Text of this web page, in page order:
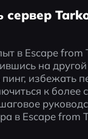
сервер
в Escape
на
избежать
к более
в Escape from